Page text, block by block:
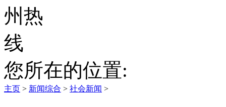
您所在的位置:
主页 > 新闻综合 > 社会新闻 >